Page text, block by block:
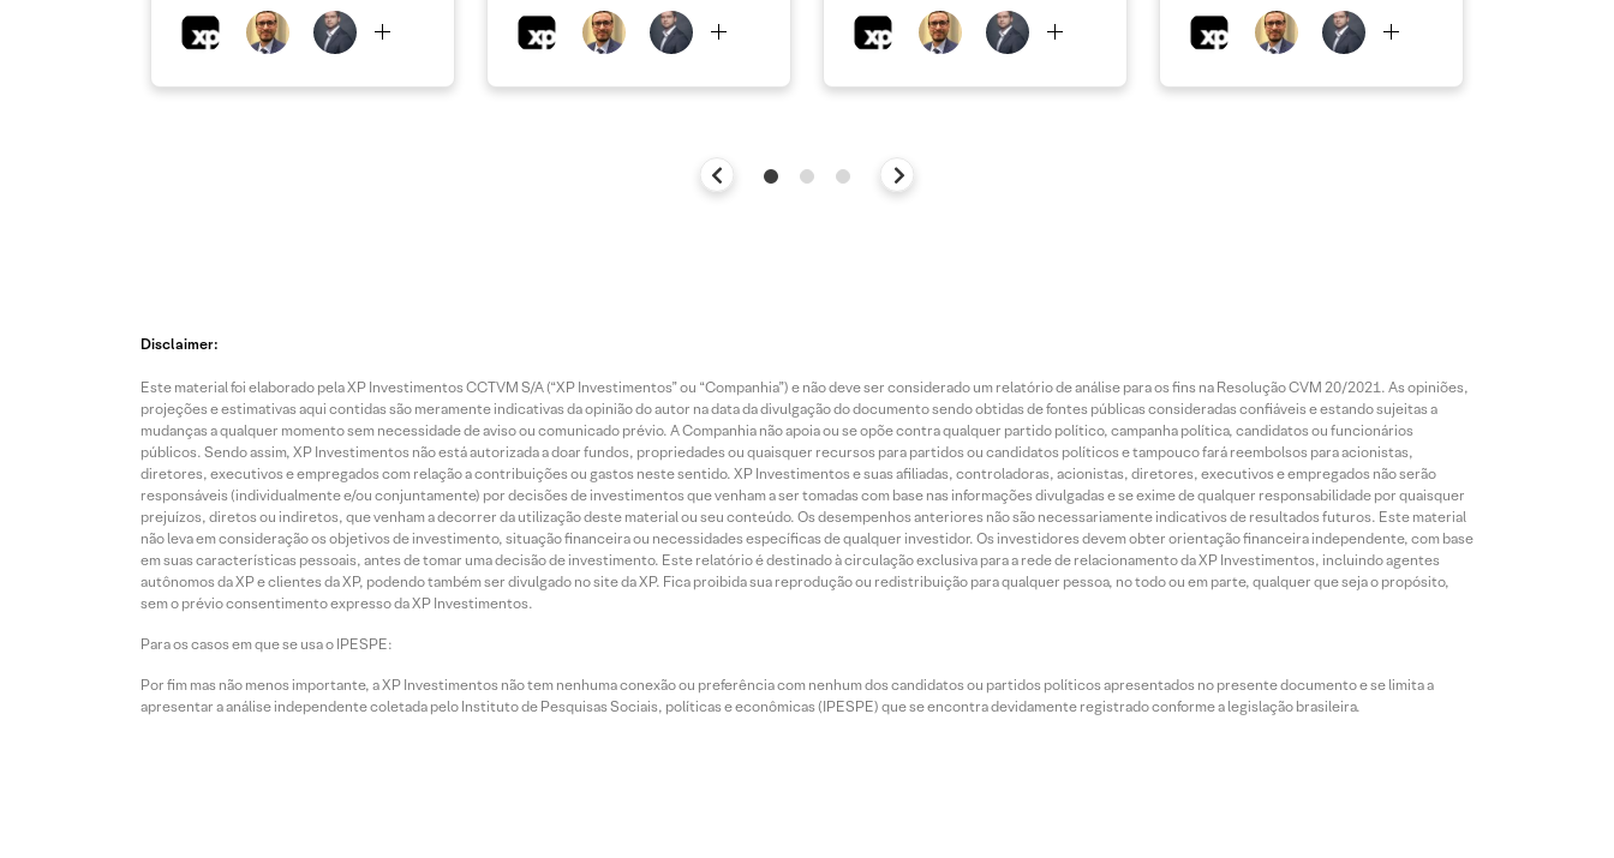
Disclaimer:
Este material foi elaborado pela XP Investimentos CCTVM S/A (“XP Investimentos” ou “Companhia”) e não deve ser considerado um relatório de análise para os fins na Resolução CVM 20/2021. As opiniões,
projeções e estimativas aqui contidas são meramente indicativas da opinião do autor na data da divulgação do documento sendo obtidas de fontes públicas consideradas confiáveis e estando sujeitas a
mudanças a qualquer momento sem necessidade de aviso ou comunicado prévio. A Companhia não apoia ou se opõe contra qualquer partido político, campanha política, candidatos ou funcionários
públicos. Sendo assim, XP Investimentos não está autorizada a doar fundos, propriedades ou quaisquer recursos para partidos ou candidatos políticos e tampouco fará reembolsos para acionistas,
diretores, executivos e empregados com relação a contribuições ou gastos neste sentido. XP Investimentos e suas afiliadas, controladoras, acionistas, diretores, executivos e empregados não serão
responsáveis (individualmente e/ou conjuntamente) por decisões de investimentos que venham a ser tomadas com base nas informações divulgadas e se exime de qualquer responsabilidade por quaisquer
prejuízos, diretos ou indiretos, que venham a decorrer da utilização deste material ou seu conteúdo. Os desempenhos anteriores não são necessariamente indicativos de resultados futuros. Este material
não leva em consideração os objetivos de investimento, situação financeira ou necessidades específicas de qualquer investidor. Os investidores devem obter orientação financeira independente, com base
em suas características pessoais, antes de tomar uma decisão de investimento. Este relatório é destinado à circulação exclusiva para a rede de relacionamento da XP Investimentos, incluindo agentes
autônomos da XP e clientes da XP, podendo também ser divulgado no site da XP. Fica proibida sua reprodução ou redistribuição para qualquer pessoa, no todo ou em parte, qualquer que seja o propósito,
sem o prévio consentimento expresso da XP Investimentos.
Para os casos em que se usa o IPESPE:
Por fim mas não menos importante, a XP Investimentos não tem nenhuma conexão ou preferência com nenhum dos candidatos ou partidos políticos apresentados no presente documento e se limita a
apresentar a análise independente coletada pelo Instituto de Pesquisas Sociais, políticas e econômicas (IPESPE) que se encontra devidamente registrado conforme a legislação brasileira.